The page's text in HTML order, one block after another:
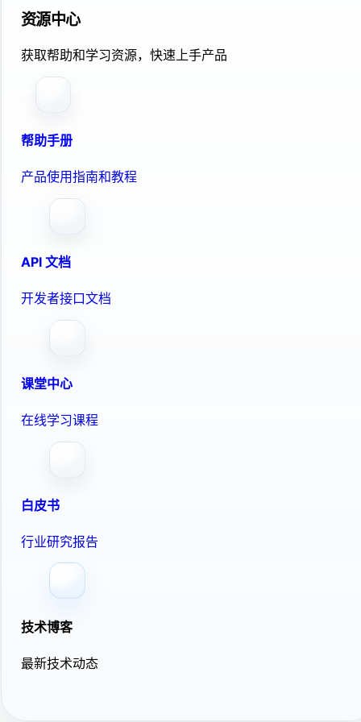
资源中心
获取帮助和学习资源，快速上手产品
帮助手册
产品使用指南和教程
API 文档
开发者接口文档
课堂中心
在线学习课程
白皮书
行业研究报告
技术博客
最新技术动态